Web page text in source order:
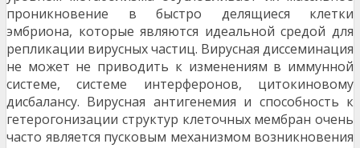
проникновение в быстро делящиеся клетки
эмбриона, которые являются идеальной средой для
репликации вирусных частиц. Вирусная диссеминация
не может не приводить к изменениям в иммун­ной
системе, системе интерферонов, цитокиновому
дисбалансу. Вирусная антигенемия и способность к
гетерогонизации структур клеточных мембран очень
часто является пусковым механизмом возникнове­ния